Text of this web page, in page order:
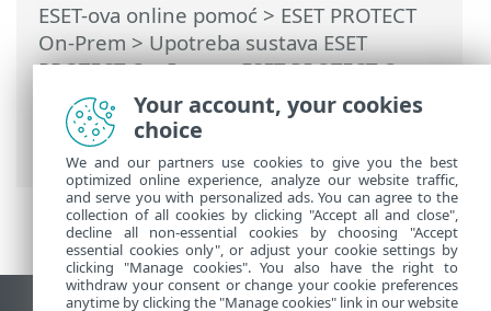
ESET-ova online pomoć > ESET PROTECT
On-Prem > Upotreba sustava ESET
PROTECT On-Prem>ESET PROTECT On-
Prem Glavni izbornik>Zadaci>Zadaci
klijenta> Prekini upravljanje (Deinstaliraj
ESET Management agent)
Your account, your cookies
choice
We and our partners use cookies to give you the best
optimized online experience, analyze our website traffic,
and serve you with personalized ads. You can agree to the
collection of all cookies by clicking "Accept all and close",
decline all non-essential cookies by choosing "Accept
essential cookies only", or adjust your cookie settings by
clicking "Manage cookies". You also have the right to
withdraw your consent or change your cookie preferences
anytime by clicking the "Manage cookies" link in our website